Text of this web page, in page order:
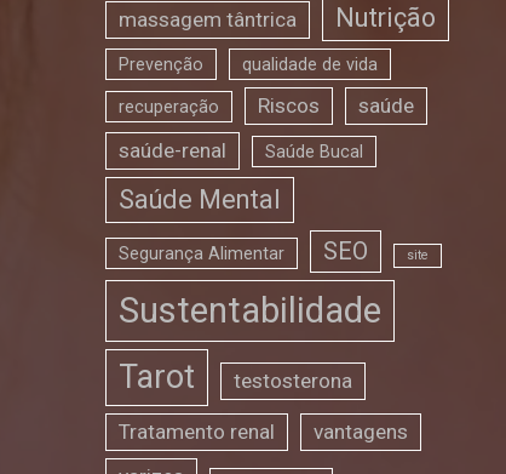
massagem tântrica Nutrição
Prevenção qualidade de vida
recuperação Riscos
saúde
saúde-renal
Saúde Bucal
Saúde Mental
Segurança Alimentar SEO site
Sustentabilidade
Tarot testosterona
Tratamento renal
vantagens